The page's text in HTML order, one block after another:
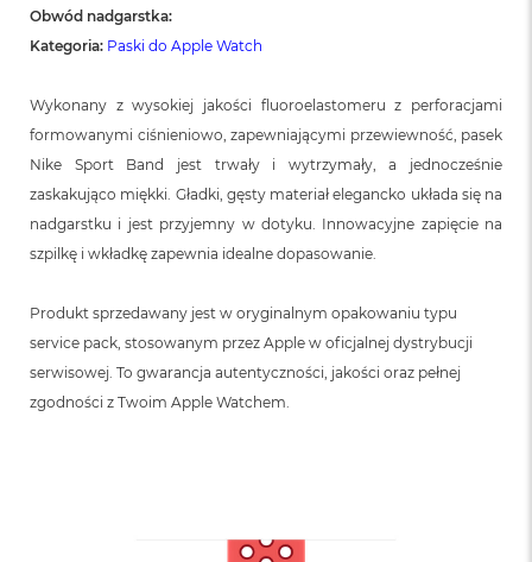
Obwód nadgarstka:
Kategoria: Paski do Apple Watch
Wykonany z wysokiej jakości fluoroelastomeru z perforacjami
formowanymi ciśnieniowo, zapewniającymi przewiewność, pasek
Nike Sport Band jest trwały i wytrzymały, a jednocześnie
zaskakująco miękki. Gładki, gęsty materiał elegancko układa się na
nadgarstku i jest przyjemny w dotyku. Innowacyjne zapięcie na
szpilkę i wkładkę zapewnia idealne dopasowanie.
Produkt sprzedawany jest w oryginalnym opakowaniu typu
service pack, stosowanym przez Apple w oficjalnej dystrybucji
serwisowej. To gwarancja autentyczności, jakości oraz pełnej
zgodności z Twoim Apple Watchem.